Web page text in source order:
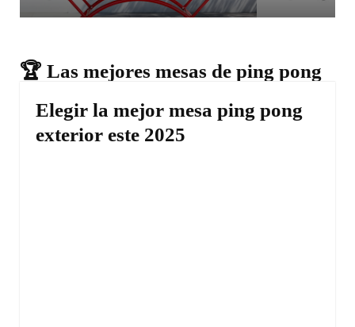
🏆 Las mejores mesas de ping pong
Elegir la mejor mesa ping pong
exterior este 2025